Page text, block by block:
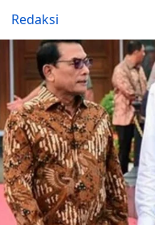
Redaksi